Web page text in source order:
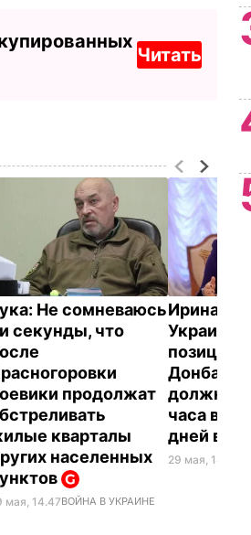
Читать
Не сомневаюсь
секунды, что
продолжат
кварталы
населенных
мая, 14.47ВОЙНА В УКРАИНЕ
Ирина
Украина
позиции,
должна
часа в
дней в
29 мая, 14.40